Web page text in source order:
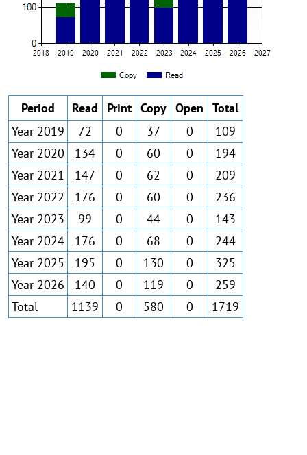
Period Read Print Copy Open
Total
Year 2019
72 0 37 0
109
Year 2020
134 0 60 0
194
Year 2021
147 0 62 0
209
Year 2022
176 0 60 0
236
Year 2023
99 0 44 0
143
Year 2024
176 0 68 0
244
Year 2025
195 0 130 0
325
Year 2026
140 0 119 0
259
Total
1139 0 580 0 1719